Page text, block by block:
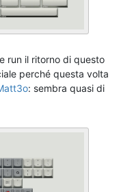
run il ritorno di questo
perché questa volta
: sembra quasi di